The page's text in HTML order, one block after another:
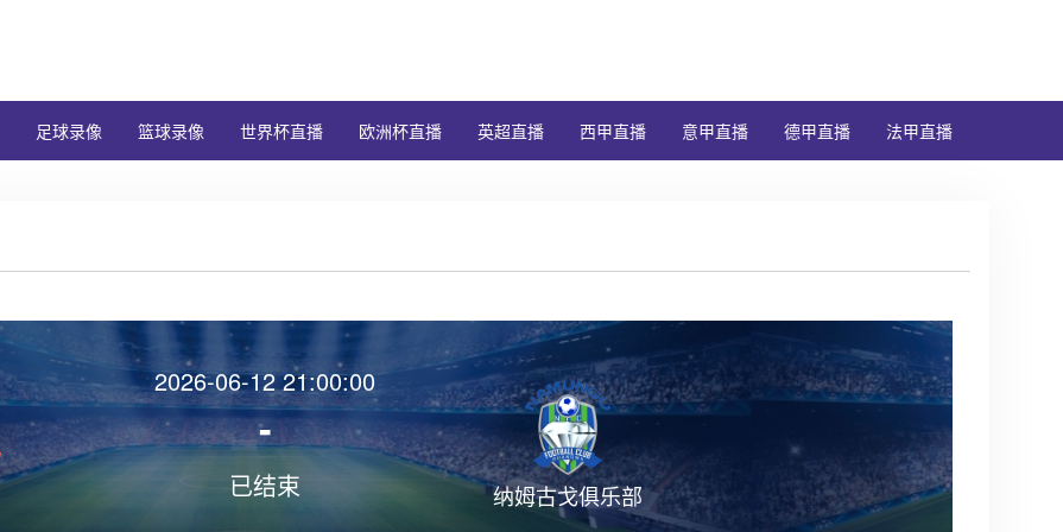
足球录像 篮球录像 世界杯直播 欧洲杯直播 英超直播 西甲直播 意甲直播 德甲直播 法甲直播
2026-06-12 21:00:00
-
已结束 纳姆古戈俱乐部